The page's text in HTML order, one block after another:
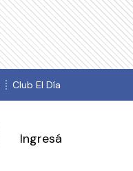
Club El Día
Ingresá